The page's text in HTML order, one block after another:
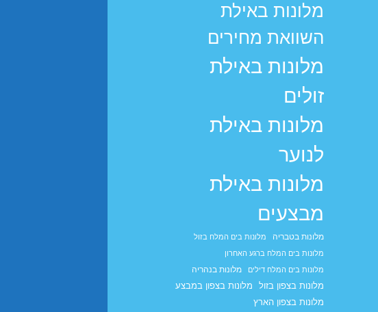
מלונות באילת
השוואת מחירים
מלונות באילת
זולים
מלונות באילת
לנוער
מלונות באילת
מבצעים
מלונות בטבריה
מלונות בים המלח בזול
מלונות בים המלח ברגע האחרון
מלונות בים המלח דילים
מלונות בנהריה
מלונות בצפון בזול
מלונות בצפון במבצע
מלונות בצפון הארץ